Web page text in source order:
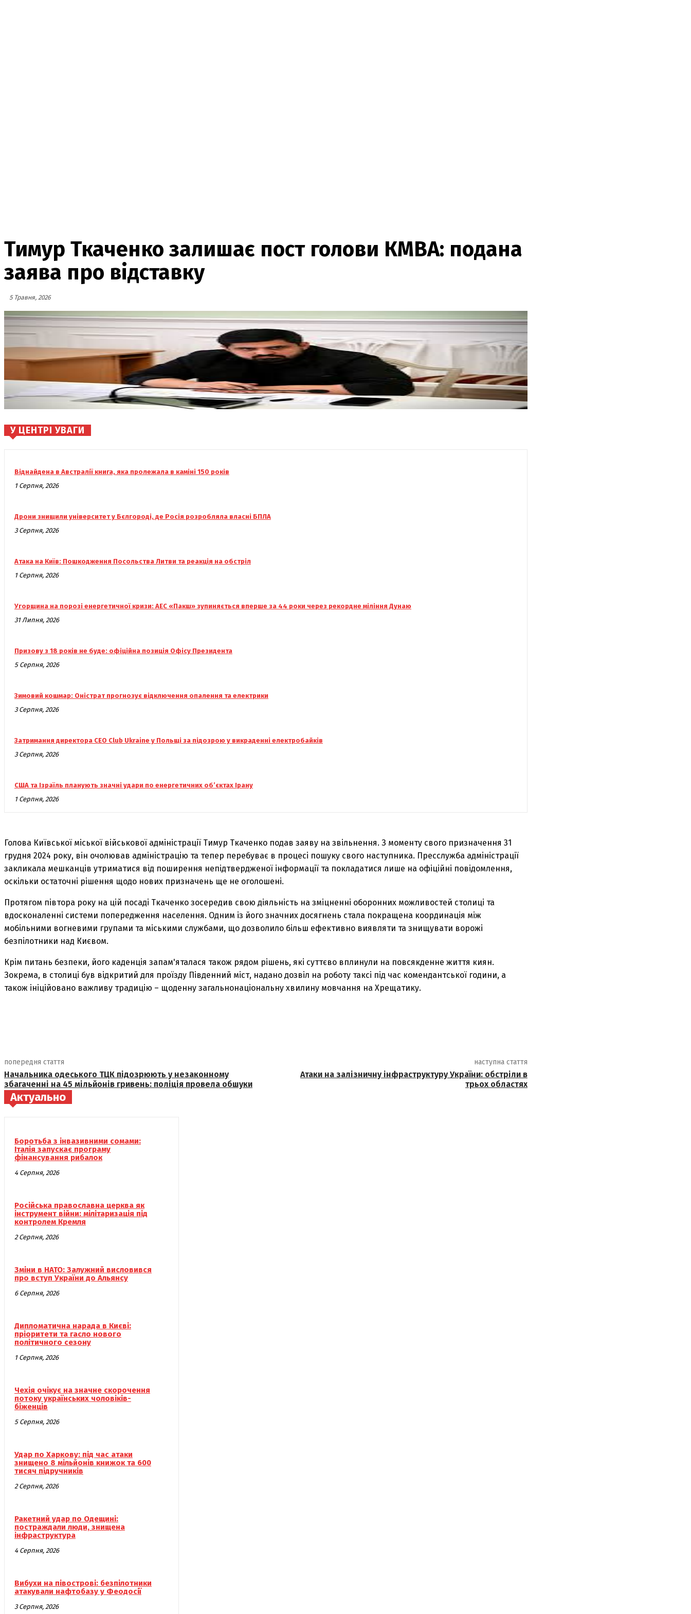
Тимур Ткаченко залишає пост голови КМВА: подана
заява про відставку
5 Травня, 2026
У ЦЕНТРІ УВАГИ
Віднайдена в Австралії книга, яка пролежала в каміні 150 років
1 Серпня, 2026
Дрони знищили університет у Бєлгороді, де Росія розробляла власні БПЛА
3 Серпня, 2026
Атака на Київ: Пошкодження Посольства Литви та реакція на обстріл
1 Серпня, 2026
Угорщина на порозі енергетичної кризи: АЕС «Пакш» зупиняється вперше за 44 роки через рекордне міління Дунаю
31 Липня, 2026
Призову з 18 років не буде: офіційна позиція Офісу Президента
5 Серпня, 2026
Зимовий кошмар: Оністрат прогнозує відключення опалення та електрики
3 Серпня, 2026
Затримання директора CEO Club Ukraine у Польщі за підозрою у викраденні електробайків
3 Серпня, 2026
США та Ізраїль планують значні удари по енергетичних об’єктах Ірану
1 Серпня, 2026
Голова Київської міської військової адміністрації Тимур Ткаченко подав заяву на звільнення. З моменту свого призначення 31
грудня 2024 року, він очолював адміністрацію та тепер перебуває в процесі пошуку свого наступника. Пресслужба адміністрації
закликала мешканців утриматися від поширення непідтвердженої інформації та покладатися лише на офіційні повідомлення,
оскільки остаточні рішення щодо нових призначень ще не оголошені.
Протягом півтора року на цій посаді Ткаченко зосередив свою діяльність на зміцненні оборонних можливостей столиці та
вдосконаленні системи попередження населення. Одним із його значних досягнень стала покращена координація між
мобільними вогневими групами та міськими службами, що дозволило більш ефективно виявляти та знищувати ворожі
безпілотники над Києвом.
Крім питань безпеки, його каденція запам'яталася також рядом рішень, які суттєво вплинули на повсякденне життя киян.
Зокрема, в столиці був відкритий для проїзду Південний міст, надано дозвіл на роботу таксі під час комендантської години, а
також ініційовано важливу традицію – щоденну загальнонаціональну хвилину мовчання на Хрещатику.
попередня стаття
Начальника одеського ТЦК підозрюють у незаконному
збагаченні на 45 мільйонів гривень: поліція провела обшуки
наступна стаття
Атаки на залізничну інфраструктуру України: обстріли в
трьох областях
Актуально
Боротьба з інвазивними сомами:
Італія запускає програму
фінансування рибалок
4 Серпня, 2026
Російська православна церква як
інструмент війни: мілітаризація під
контролем Кремля
2 Серпня, 2026
Зміни в НАТО: Залужний висловився
про вступ України до Альянсу
6 Серпня, 2026
Дипломатична нарада в Києві:
пріоритети та гасло нового
політичного сезону
1 Серпня, 2026
Чехія очікує на значне скорочення
потоку українських чоловіків-
біженців
5 Серпня, 2026
Удар по Харкову: під час атаки
знищено 8 мільйонів книжок та 600
тисяч підручників
2 Серпня, 2026
Ракетний удар по Одещині:
постраждали люди, знищена
інфраструктура
4 Серпня, 2026
Вибухи на півострові: безпілотники
атакували нафтобазу у Феодосії
3 Серпня, 2026